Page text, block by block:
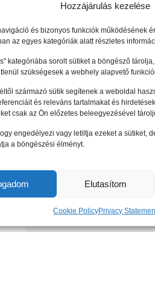
Hozzájárulás kezelése
és bizonyos funkciók működésének
az egyes kategóriák alatt részletes
kategóriába sorolt sütiket a böngésző
szükségesek a webhely alapvető
származó sütik segítenek a weboldal
és releváns tartalmakat és
csak az Ön előzetes beleegyezésével
engedélyezi vagy letiltja ezeket a sütiket,
a böngészési élményt.
Elutasítom
Cookie PolicyPrivacy